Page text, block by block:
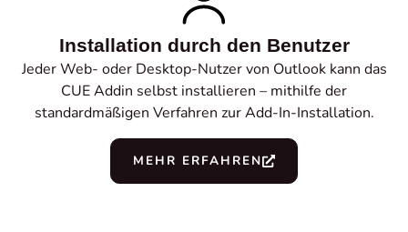
Installation durch den Benutzer
Jeder Web- oder Desktop-Nutzer von Outlook kann das
CUE Addin selbst installieren – mithilfe der
standardmäßigen Verfahren zur Add-In-Installation.
MEHR ERFAHREN